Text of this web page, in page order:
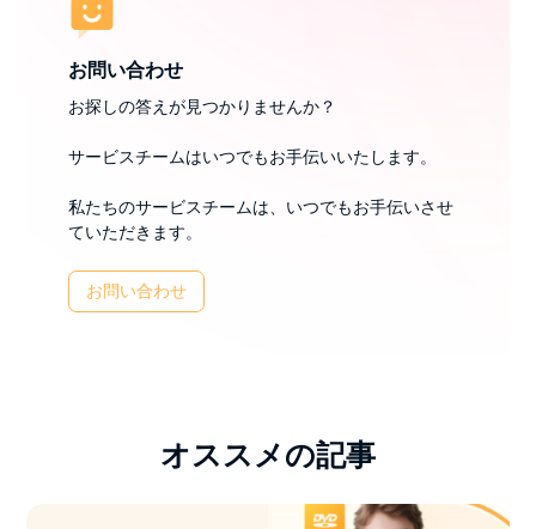
お問い合わせ
お探しの答えが見つかりませんか？
サービスチームはいつでもお手伝いいたします。
私たちのサービスチームは、いつでもお手伝いさせ
ていただきます。
お問い合わせ
オススメの記事